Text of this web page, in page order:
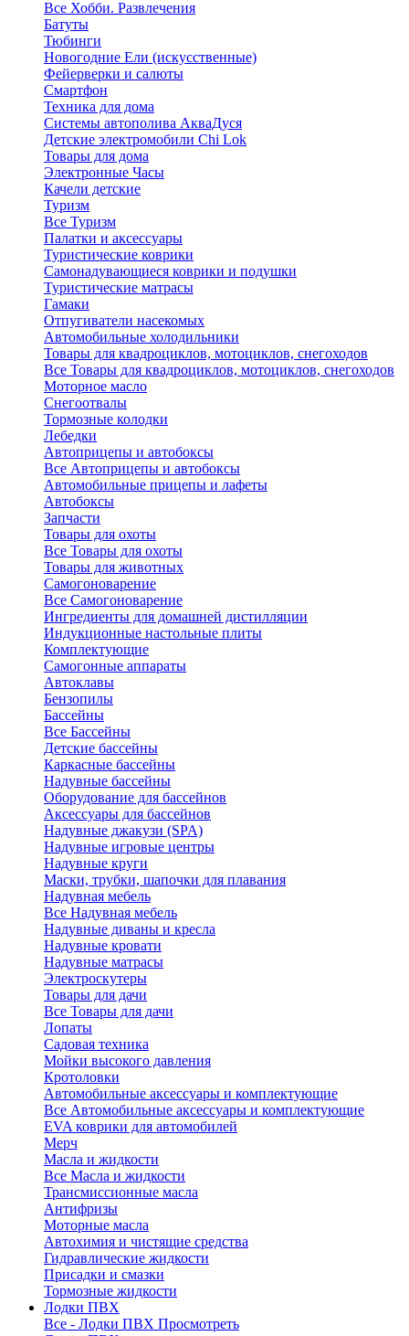
Все Хобби. Развлечения
Батуты
Тюбинги
Новогодние Ели (искусственные)
Фейерверки и салюты
Смартфон
Техника для дома
Системы автополива АкваДуся
Детские электромобили Chi Lok
Товары для дома
Электронные Часы
Качели детские
Туризм
Все Туризм
Палатки и аксессуары
Туристические коврики
Самонадувающиеся коврики и подушки
Туристические матрасы
Гамаки
Отпугиватели насекомых
Автомобильные холодильники
Товары для квадроциклов, мотоциклов, снегоходов
Все Товары для квадроциклов, мотоциклов, снегоходов
Моторное масло
Снегоотвалы
Тормозные колодки
Лебедки
Автоприцепы и автобоксы
Все Автоприцепы и автобоксы
Автомобильные прицепы и лафеты
Автобоксы
Запчасти
Товары для охоты
Все Товары для охоты
Товары для животных
Самогоноварение
Все Самогоноварение
Ингредиенты для домашней дистилляции
Индукционные настольные плиты
Комплектующие
Самогонные аппараты
Автоклавы
Бензопилы
Бассейны
Все Бассейны
Детские бассейны
Каркасные бассейны
Надувные бассейны
Оборудование для бассейнов
Аксессуары для бассейнов
Надувные джакузи (SPA)
Надувные игровые центры
Надувные круги
Маски, трубки, шапочки для плавания
Надувная мебель
Все Надувная мебель
Надувные диваны и кресла
Надувные кровати
Надувные матрасы
Электроскутеры
Товары для дачи
Все Товары для дачи
Лопаты
Садовая техника
Мойки высокого давления
Кротоловки
Автомобильные аксессуары и комплектующие
Все Автомобильные аксессуары и комплектующие
EVA коврики для автомобилей
Мерч
Масла и жидкости
Все Масла и жидкости
Трансмиссионные масла
Антифризы
Моторные масла
Автохимия и чистящие средства
Гидравлические жидкости
Присадки и смазки
Тормозные жидкости
Лодки ПВХ
Все - Лодки ПВХ Просмотреть